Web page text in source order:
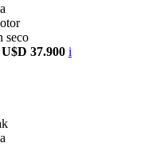
seco
37.900 i